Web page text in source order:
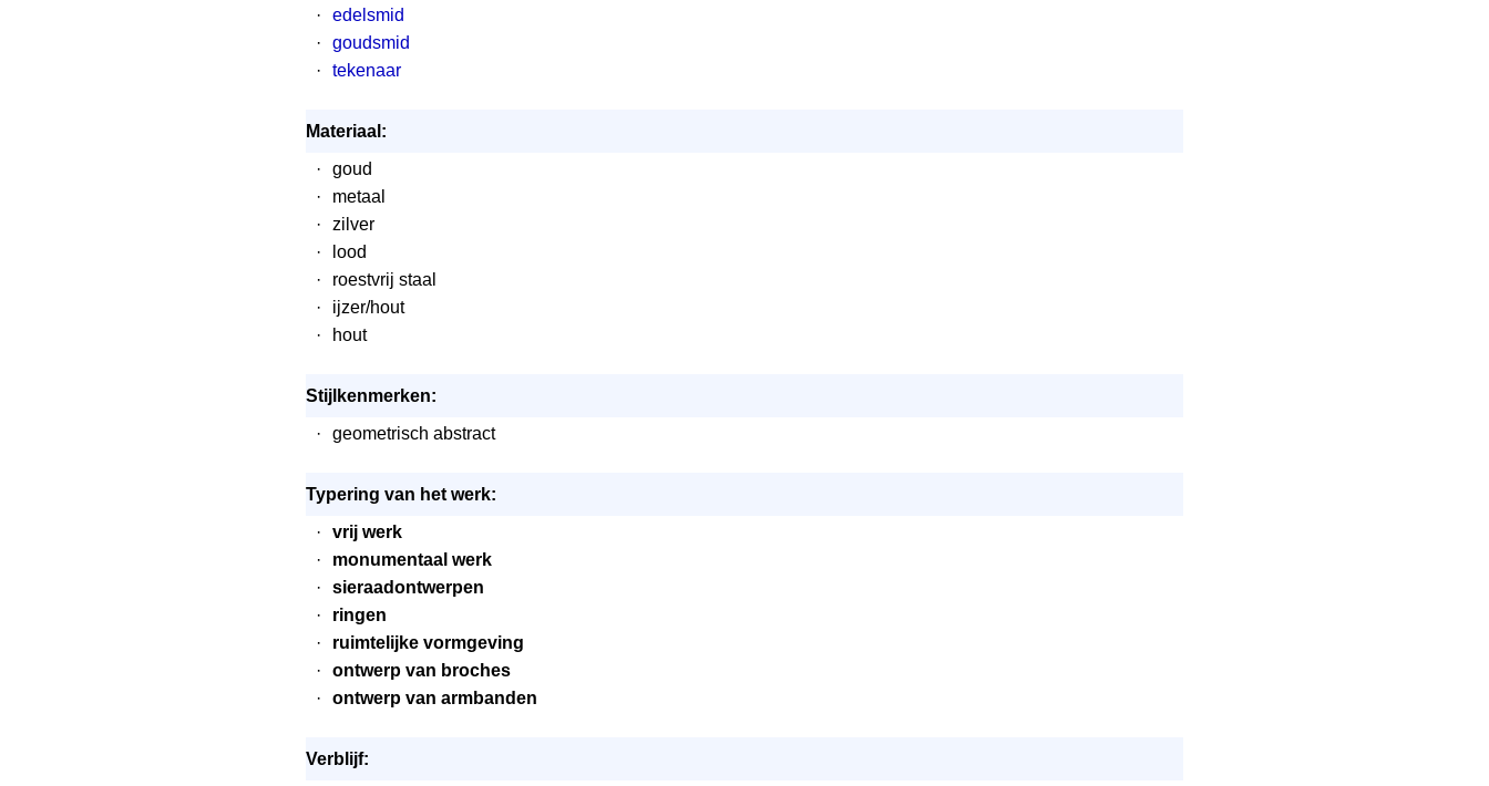
·
edelsmid
·
goudsmid
·
tekenaar
Materiaal:
·
goud
·
metaal
·
zilver
·
lood
·
roestvrij staal
·
ijzer/hout
·
hout
Stijlkenmerken:
·
geometrisch abstract
Typering van het werk:
·
vrij werk
·
monumentaal werk
·
sieraadontwerpen
·
ringen
·
ruimtelijke vormgeving
·
ontwerp van broches
·
ontwerp van armbanden
Verblijf: